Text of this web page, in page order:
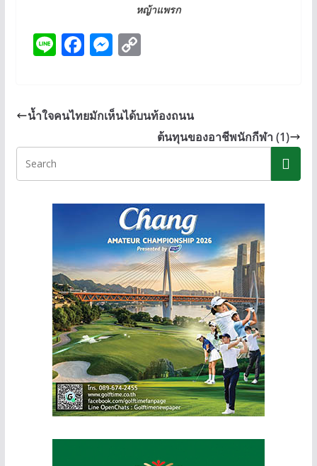
หญ้าแพรก
Li F
b
o
k
M
e
g
er
C
y
Li
n
k
น้ำใจคนไทยมักเห็นได้บนท้องถนน
ต้นทุนของอาชีพนักกีฬา (1)